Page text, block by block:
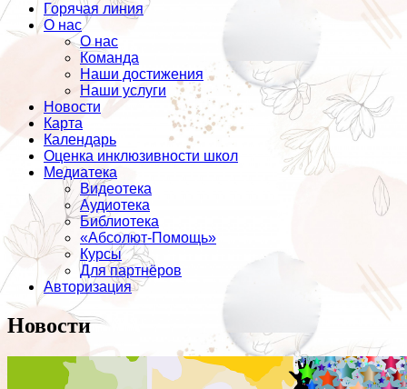
Горячая линия
О нас
О нас
Команда
Наши достижения
Наши услуги
Новости
Карта
Календарь
Оценка инклюзивности школ
Медиатека
Видеотека
Аудиотека
Библиотека
«Абсолют-Помощь»
Курсы
Для партнёров
Авторизация
Новости